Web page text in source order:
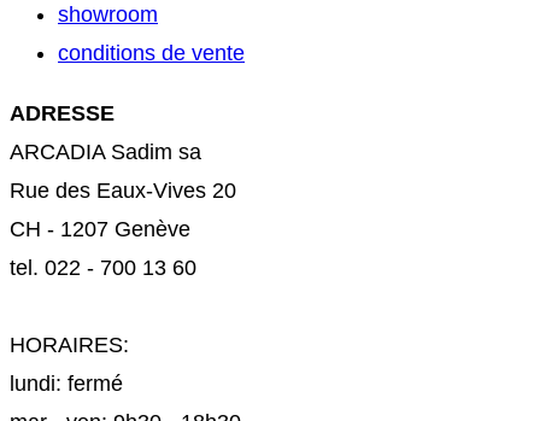
showroom
conditions de vente
ADRESSE
ARCADIA Sadim sa
Rue des Eaux-Vives 20
CH - 1207 Genève
tel. 022 - 700 13 60
HORAIRES:
lundi: fermé